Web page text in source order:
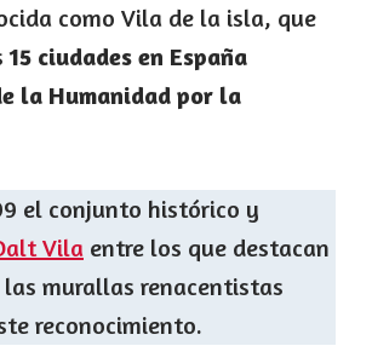
como Vila de la isla, que
15 ciudades en España
la Humanidad por la
el conjunto histórico y
Vila entre los que destacan
murallas renacentistas
reconocimiento.